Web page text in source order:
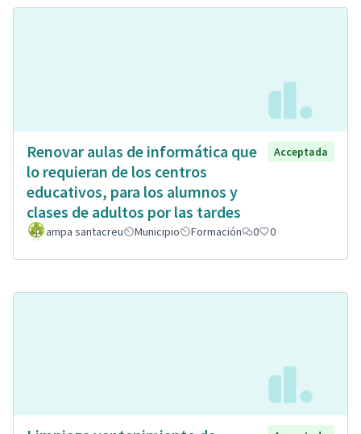
Renovar aulas de informática que
lo requieran de los centros
educativos, para los alumnos y
clases de adultos por las tardes
Acceptada
ampa santacreu Municipio Formación 0 0